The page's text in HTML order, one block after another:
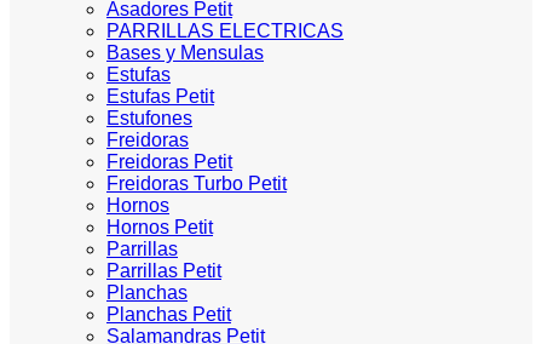
Asadores Petit
PARRILLAS ELECTRICAS
Bases y Mensulas
Estufas
Estufas Petit
Estufones
Freidoras
Freidoras Petit
Freidoras Turbo Petit
Hornos
Hornos Petit
Parrillas
Parrillas Petit
Planchas
Planchas Petit
Salamandras Petit